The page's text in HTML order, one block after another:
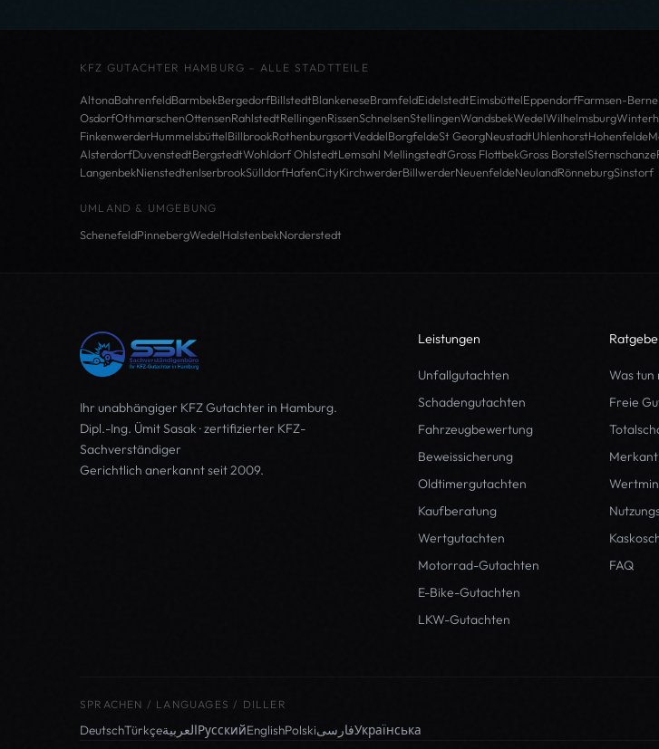
KFZ GUTACHTER HAMBURG – ALLE STADTTEILE
AltonaBahrenfeldBarmbekBergedorfBillstedtBlankeneseBramfeldEidelstedtEimsbüttelEppendorfFarmsen-Berne
OsdorfOthmarschenOttensenRahlstedtRellingenRissenSchnelsenStellingenWandsbekWedelWilhelmsburg
FinkenwerderHummelsbüttelBillbrookRothenburgsortVeddelBorgfeldeSt GeorgNeustadtUhlenhorstHohenfelde
AlsterdorfDuvenstedtBergstedtWohldorf OhlstedtLemsahl MellingstedtGross FlottbekGross BorstelSternschanze
LangenbekNienstedtenIserbrookSülldorfHafenCityKirchwerderBillwerderNeuenfeldeNeulandRönneburgSinstorf
UMLAND & UMGEBUNG
SchenefeldPinnebergWedelHalstenbekNorderstedt
Ihr unabhängiger KFZ Gutachter in Hamburg.
Dipl.-Ing. Ümit Sasak · zertifizierter KFZ-
Sachverständiger
Gerichtlich anerkannt seit 2009.
Leistungen
Unfallgutachten
Schadengutachten
Fahrzeugbewertung
Beweissicherung
Oldtimergutachten
Kaufberatung
Wertgutachten
Motorrad-Gutachten
E-Bike-Gutachten
LKW-Gutachten
Was tun
Freie
FAQ
SPRACHEN / LANGUAGES / DILLER
DeutschTürkçeالعربيةРусскийEnglishPolskiفارسیУкраїнська